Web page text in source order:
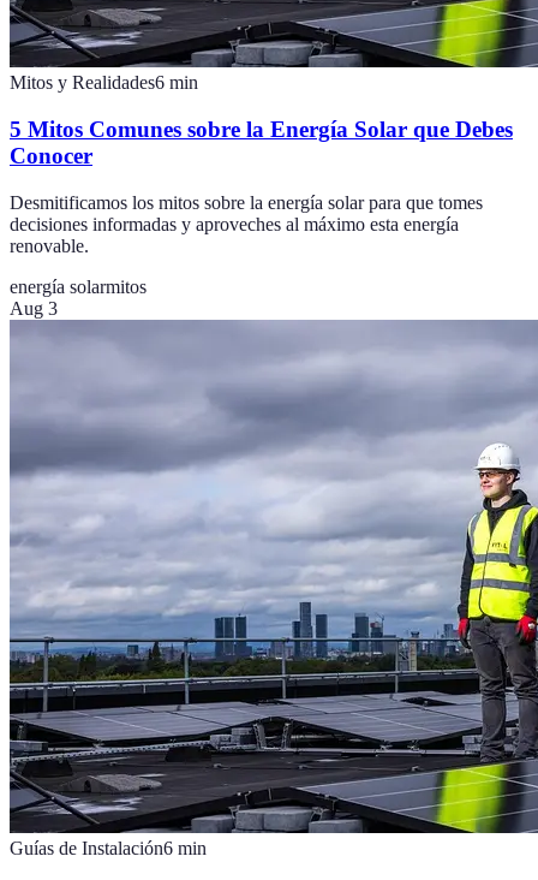
Mitos y Realidades6 min
5 Mitos Comunes sobre la Energía Solar que Debes
Conocer
Desmitificamos los mitos sobre la energía solar para que tomes
decisiones informadas y aproveches al máximo esta energía
renovable.
energía solarmitos
Aug 3
Guías de Instalación6 min